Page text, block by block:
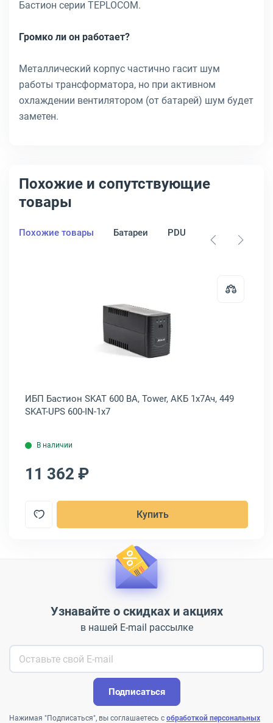
Бастион серии TEPLOCOM.
Громко ли он работает?
Металлический корпус частично гасит шум
работы трансформатора, но при активном
охлаждении вентилятором (от батарей) шум будет
заметен.
Похожие и сопутствующие
товары
Похожие товары Батареи PDU
Back Pro Plus 2000 ВА, Tower, POWERMAN Back Pro 2000 Plus
Открыть товар: ИБП Бастион
ИБП Бастион SKAT 600 ВА, Tower, АКБ 1х7Ач, 449
SKAT-UPS 600-IN-1x7
В наличии
11 362 ₽
Купить
Узнавайте о скидках и акциях
в нашей E-mail рассылке
Подписаться
Нажимая "Подписаться", вы соглашаетесь с обработкой персональных